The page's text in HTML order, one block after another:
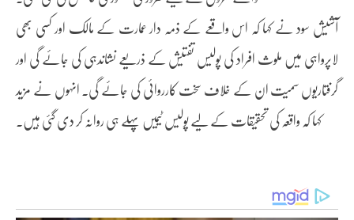
آشیش سود نے کہا کہ اس واقعے کے ذمہ دار عمارت کے مالک اور کسی بھی
لاپرواہی میں ملوث افراد کی پولیس تفتیش کے ذریعے نشاندہی کی جائے گی اور
گرفتاریوں سمیت ان کے خلاف سخت کارروائی کی جائے گی۔ انہوں نے مزید
کہا کہ واقعہ کی تحقیقات کے لیے پولیس ٹیمیں پہلے ہی روانہ کر دی گئی ہیں۔